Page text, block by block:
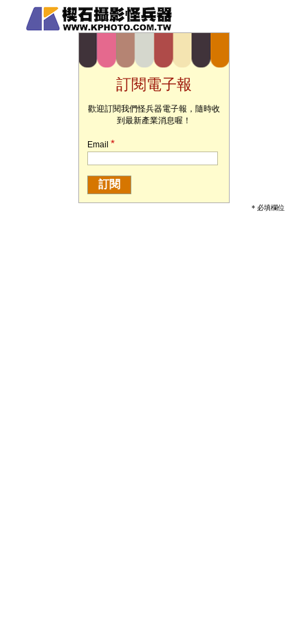
訂閱電子報
歡迎訂閱我們怪兵器電子報，隨時收
到最新產業消息喔！
Email *
* 必填欄位